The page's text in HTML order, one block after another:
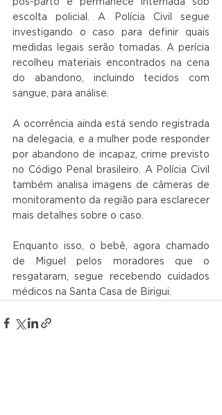
pós-parto e permanece internada sob
escolta policial. A Polícia Civil segue
investigando o caso para definir quais
medidas legais serão tomadas. A perícia
recolheu materiais encontrados na cena
do abandono, incluindo tecidos com
sangue, para análise.
A ocorrência ainda está sendo registrada
na delegacia, e a mulher pode responder
por abandono de incapaz, crime previsto
no Código Penal brasileiro. A Polícia Civil
também analisa imagens de câmeras de
monitoramento da região para esclarecer
mais detalhes sobre o caso.
Enquanto isso, o bebê, agora chamado
de Miguel pelos moradores que o
resgataram, segue recebendo cuidados
médicos na Santa Casa de Birigui.